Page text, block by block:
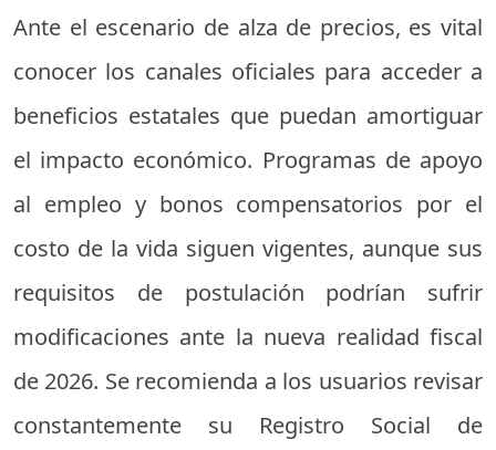
Ante el escenario de alza de precios, es vital
conocer los canales oficiales para acceder a
beneficios estatales que puedan amortiguar
el impacto económico. Programas de apoyo
al empleo y bonos compensatorios por el
costo de la vida siguen vigentes, aunque sus
requisitos de postulación podrían sufrir
modificaciones ante la nueva realidad fiscal
de 2026. Se recomienda a los usuarios revisar
constantemente su Registro Social de